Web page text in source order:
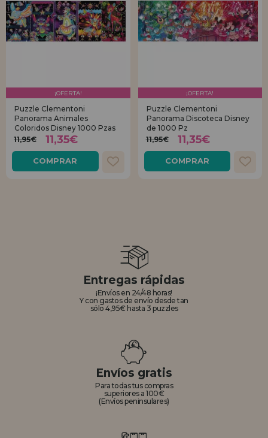
¡OFERTA!
Puzzle Clementoni
Panorama Animales
Coloridos Disney 1000 Pzas
11,95€
11,35€
COMPRAR
¡OFERTA!
Puzzle Clementoni
Panorama Discoteca Disney
de 1000 Pz
11,95€
11,35€
COMPRAR
Entregas rápidas
¡Envíos en 24/48 horas!
Y con gastos de envío desde tan
sólo 4,95€ hasta 3 puzzles
Envíos gratis
Para todas tus compras
superiores a 100€
(Envíos peninsulares)